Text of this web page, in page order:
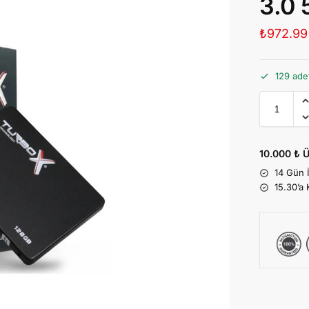
3.0
₺972.99
129
10.000 ₺
14 Gün